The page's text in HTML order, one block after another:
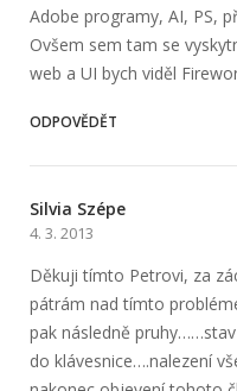
Adobe programy, AI, PS,
Ovšem sem tam se
web a UI bych viděl
ODPOVĚDĚT
Silvia Szépe
4. 3. 2013
Děkuji tímto Petrovi, za
pátrám nad tímto
pak následně
do klávesnice….na­lezení